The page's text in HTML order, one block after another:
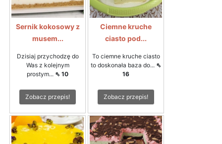
Sernik kokosowy z
musem...
Dzisiaj przychodzę do
Was z kolejnym
prostym... ⇖ 10
Zobacz przepis!
Ciemne kruche
ciasto pod...
To ciemne kruche ciasto
to doskonała baza do... ⇖
16
Zobacz przepis!